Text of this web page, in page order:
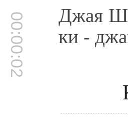
00:00:02 Джая
ки -